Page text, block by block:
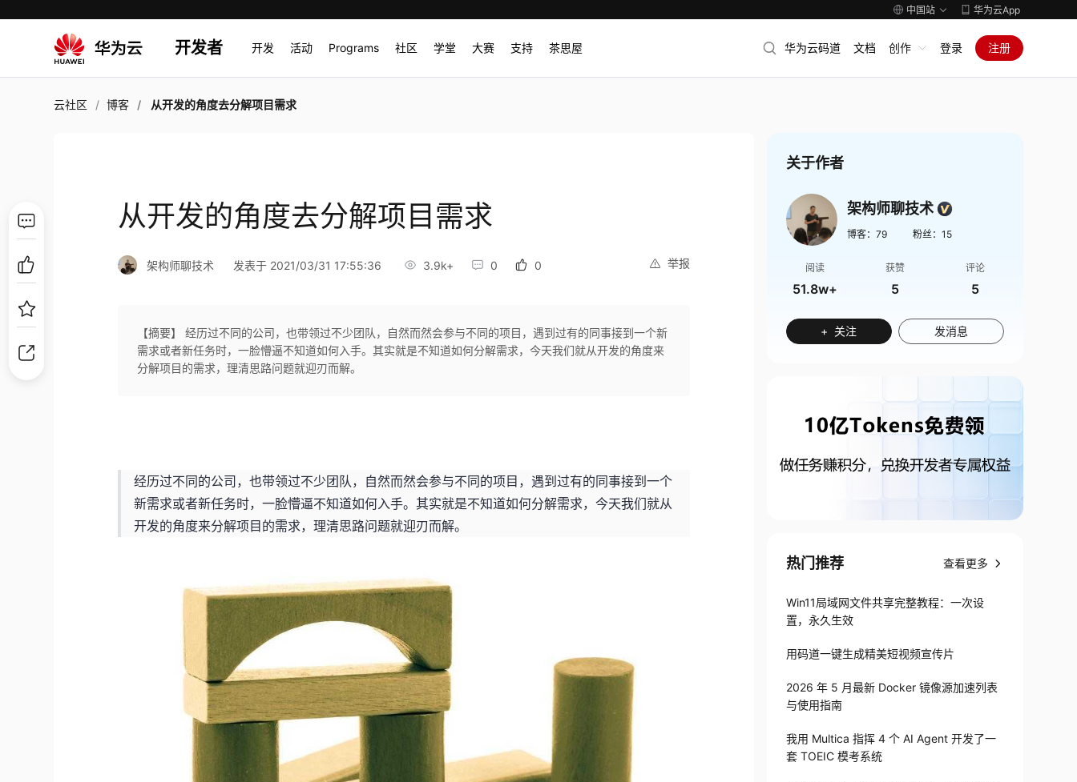
中国站 华为云App
开发者 开发 活动 Programs 社区 学堂 大赛 支持 茶思屋 华为云码道 文档 创作 登录 注册
云社区 博客 从开发的角度去分解项目需求
从开发的角度去分解项目需求
举报
架构师聊技术 发表于 2021/03/31 17:55:36 3.9k+ 0 0
【摘要】 经历过不同的公司，也带领过不少团队，自然而然会参与不同的项目，遇到过有的同事接到一个新
需求或者新任务时，一脸懵逼不知道如何入手。其实就是不知道如何分解需求，今天我们就从开发的角度来
分解项目的需求，理清思路问题就迎刃而解。
经历过不同的公司，也带领过不少团队，自然而然会参与不同的项目，遇到过有的同事接到一个
新需求或者新任务时，一脸懵逼不知道如何入手。其实就是不知道如何分解需求，今天我们就从
开发的角度来分解项目的需求，理清思路问题就迎刃而解。
关于作者
架构师聊技术
博客： 79 粉丝： 15
阅读
51.8w+
获赞
5
评论
5
+ 关注 发消息
热门推荐 查看更多
Win11局域网文件共享完整教程：一次设
置，永久生效
用码道一键生成精美短视频宣传片
2026 年 5 月最新 Docker 镜像源加速列表
与使用指南
我用 Multica 指挥 4 个 AI Agent 开发了一
套 TOEIC 模考系统